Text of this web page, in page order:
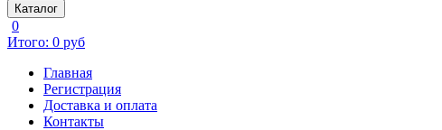
Каталог
0
Итого: 0 руб
Главная
Регистрация
Доставка и оплата
Контакты